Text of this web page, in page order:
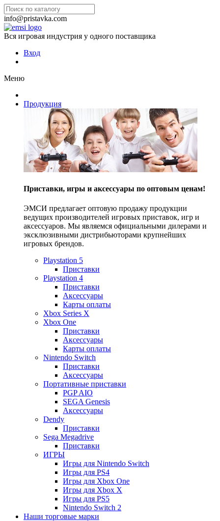
info@pristavka.com
Вся игровая индустрия у одного поставщика
Вход
Меню
Продукция
Приставки, игры и аксессуары по оптовым ценам!
ЭМСИ предлагает оптовую продажу продукции
ведущих производителей игровых приставок, игр и
аксессуаров. Мы являемся официальными дилерами и
эксклюзивными дистрибьюторами крупнейших
игровых брендов.
Playstation 5
Приставки
Playstation 4
Приставки
Аксессуары
Карты оплаты
Xbox Series X
Xbox One
Приставки
Аксессуары
Карты оплаты
Nintendo Switch
Приставки
Аксессуары
Портативные приставки
PGP AIO
SEGA Genesis
Аксессуары
Dendy
Приставки
Sega Megadrive
Приставки
ИГРЫ
Игры для Nintendo Switch
Игры для PS4
Игры для Xbox One
Игры для Xbox X
Игры для PS5
Nintendo Switch 2
Наши торговые марки